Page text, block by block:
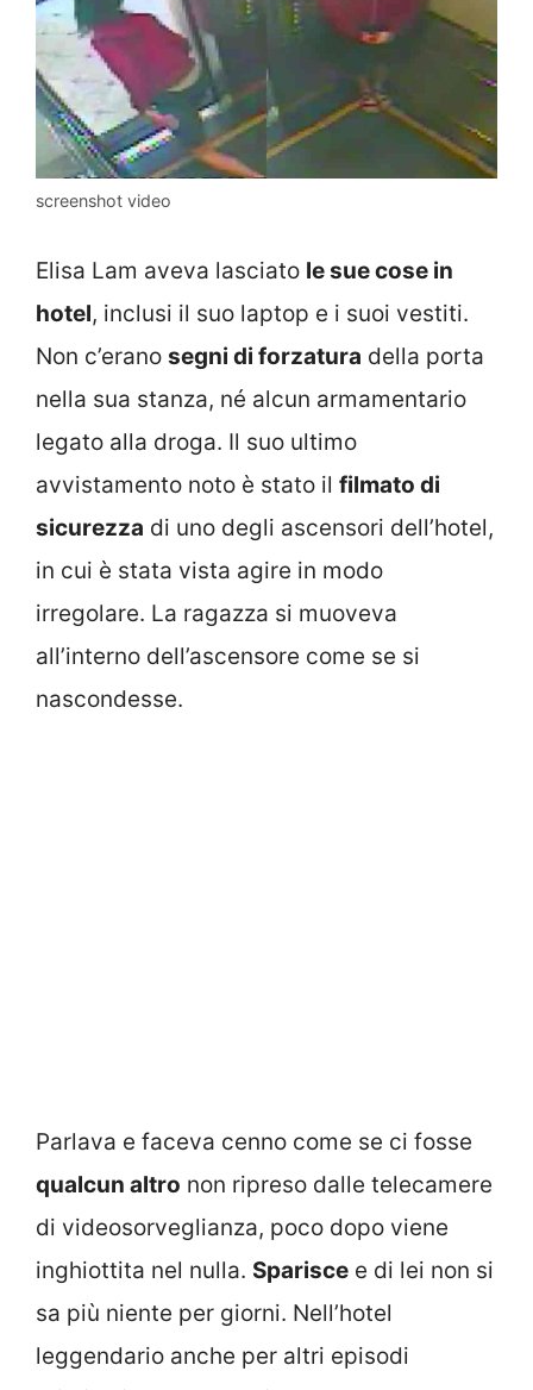
screenshot video
Elisa Lam aveva lasciato le sue cose in
hotel, inclusi il suo laptop e i suoi vestiti.
Non c’erano segni di forzatura della porta
nella sua stanza, né alcun armamentario
legato alla droga. Il suo ultimo
avvistamento noto è stato il filmato di
sicurezza di uno degli ascensori dell’hotel,
in cui è stata vista agire in modo
irregolare. La ragazza si muoveva
all’interno dell’ascensore come se si
nascondesse.
Parlava e faceva cenno come se ci fosse
qualcun altro non ripreso dalle telecamere
di videosorveglianza, poco dopo viene
inghiottita nel nulla. Sparisce e di lei non si
sa più niente per giorni. Nell’hotel
leggendario anche per altri episodi